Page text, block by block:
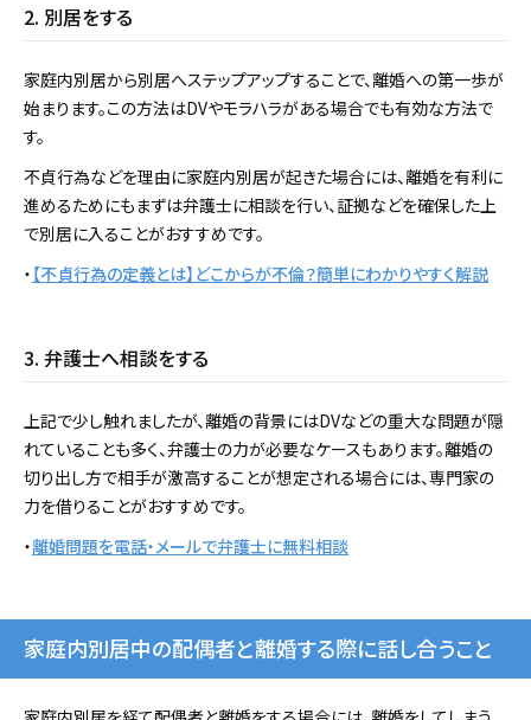
2. 別居をする
家庭内別居から別居へステップアップすることで、離婚への第一歩が
始まります。この方法はDVやモラハラがある場合でも有効な方法で
す。
不貞行為などを理由に家庭内別居が起きた場合には、離婚を有利に
進めるためにもまずは弁護士に相談を行い、証拠などを確保した上
で別居に入ることがおすすめです。
・ 【不貞行為の定義とは】どこからが不倫？簡単にわかりやすく解説
3. 弁護士へ相談をする
上記で少し触れましたが、離婚の背景にはDVなどの重大な問題が隠
れていることも多く、弁護士の力が必要なケースもあります。離婚の
切り出し方で相手が激高することが想定される場合には、専門家の
力を借りることがおすすめです。
・離婚問題を電話・メールで弁護士に無料相談
家庭内別居中の配偶者と離婚する際に話し合うこと